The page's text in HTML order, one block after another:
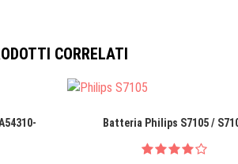
CORRELATI
Batteria Philips S7105 /